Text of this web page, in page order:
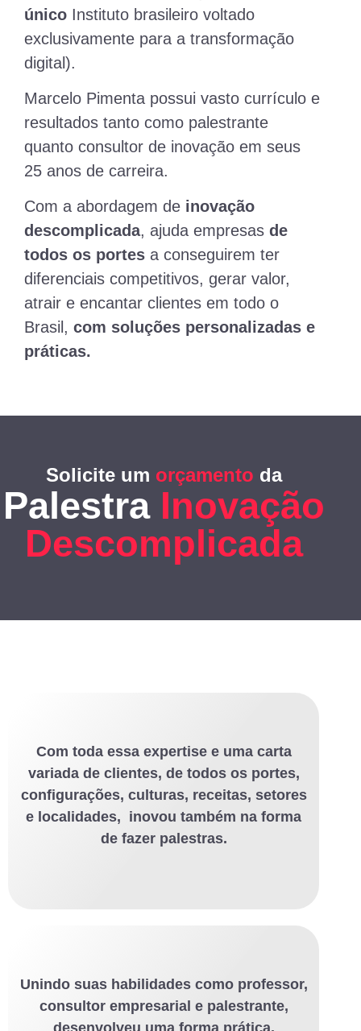
único Instituto brasileiro voltado
exclusivamente para a transformação
digital).
Marcelo Pimenta possui vasto currículo e
resultados tanto como palestrante
quanto consultor de inovação em seus
25 anos de carreira.
Com a abordagem de inovação
descomplicada, ajuda empresas de
todos os portes a conseguirem ter
diferenciais competitivos, gerar valor,
atrair e encantar clientes em todo o
Brasil, com soluções personalizadas e
práticas.
Solicite um orçamento da
Palestra Inovação
Descomplicada
Com toda essa expertise e uma carta
variada de clientes, de todos os portes,
configurações, culturas, receitas, setores
e localidades, inovou também na forma
de fazer palestras.
Unindo suas habilidades como professor,
consultor empresarial e palestrante,